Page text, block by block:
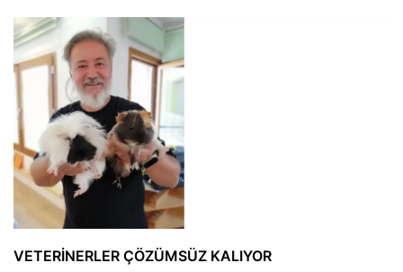
VETERİNERLER ÇÖZÜMSÜZ KALIYOR